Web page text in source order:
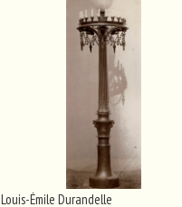
Louis-Émile Durandelle